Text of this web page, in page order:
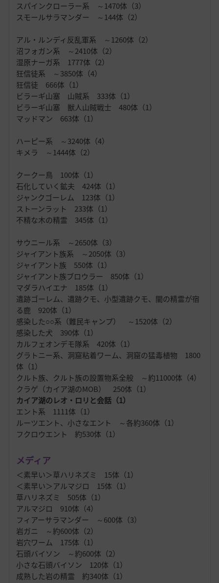
スパインクローラー系 ～1470体（3）
スモールサラマンダー ～144体（2）
アル・ルンディ反乱軍系 ～1260体（2）
沼フォガン系 ～2410体（2）
湿原ナーガ系 1777体（2）
狂信徒系 ～3850体（4）
狂信徒 666体（1）
ビラーギ山塞 山賊系 333体（1）
ビラーギ山塞 獣人山賊戦士 480体（1）
マッドマン 663体（1）
ハーピー系 ～3240体（4）
キメラ ～1444体（2）
クークー鳥 100体（1）
石化していく鉱夫 424体（1）
ジャンクゴーレム 123体（1）
ストーンラット 233体（1）
不精な木の精霊 345体（1）
サウニール系 ～2650体（3）
ジャイアント族系 ～2050体（3）
ジャイアント族 550体（1）
ジャイアント族ブロウラー 850体（1）
マダラハイエナ 185体（1）
遺跡ゴーレム、遺跡クモ、小型遺跡クモ、闇の精霊が宿
る鹿 920体（1）
感染した○○系（難民キャンプ） ～1520体（2）
感染した犬 390体（1）
カルフェオンデモ隊系 420体（1）
グラトニー系、洞窟粘着ワーム、洞窟の猛毒植物 1800
体（1）
クルト族、クルト族の設置物系全般 ～約11000体（4）
クラゲ（カイア湖のMOB） 250体（1）
カイア湖のレオ・ロリと会話（1）
エント系 1111体（1）
ルーツエント、小さなエント ～各約360体（1）
フクロウエント 約530体（1）
メディア
＜素早い＞草ハリネズミ 15体（1）
＜素早い＞アルマジロ 15体（1）
草ハリネズミ 505体（1）
アルマジロ 910体（4）
フィアーサラマンダー ～600体（3）
岩ガニ ～約600体（2）
岩穴ワーム 175体（1）
石頭バイソン ～約600体（2）
小さな石頭バイソン 120体（1）
成熟した岩の精霊 約340体（1）